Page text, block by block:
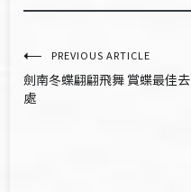
文
章
PREVIOUS ARTICLE
劍南冬蝶翩翩飛舞 賞蝶最佳去
處